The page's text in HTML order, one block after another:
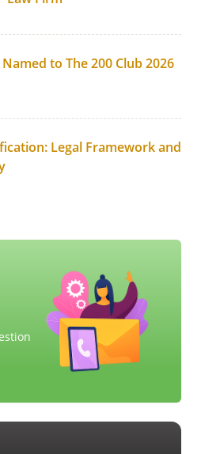
to The 200 Club 2026
Legal Framework and